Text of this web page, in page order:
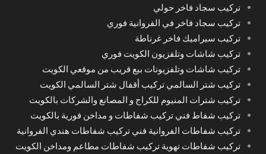
تركيب سجاد فاخر حولي
تركيب سجاد فاخر في الفروانية فوري
تركيب سيراميك فاخر غرناطة
تركيب شاشات وتلفزيون الكويت فوري
تركيب شاشات وتلفزيونات بيع قريب من موقعي الكويت
تركيب شتر السالمي تركيب أقفال شتر السالمي الكويت
تركيب شترات المنيوم للكراج و المصانع والشركات بالكويت
تركيب شفاط فني تركيب شفاطات و مداخن فورية بالكويت
تركيب شفاطات الفروانية فني تركيب شفاطات هندي الفروانية
تركيب شفاطات تهوية تركيب شفاطات مطاعم ومداخن الكويت